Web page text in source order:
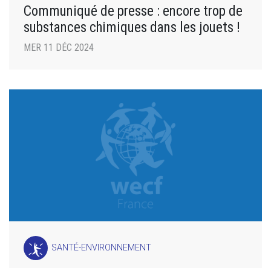
Communiqué de presse : encore trop de
substances chimiques dans les jouets !
MER 11 DÉC 2024
SANTÉ-ENVIRONNEMENT